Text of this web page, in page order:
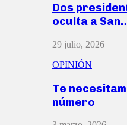
Dos
oculta a
29 julio, 2026
OPINIÓN
Te
número